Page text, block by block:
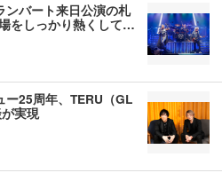
ンバート来日公演の札
をしっかり熱くして…
ー25周年、TERU（GL
実現